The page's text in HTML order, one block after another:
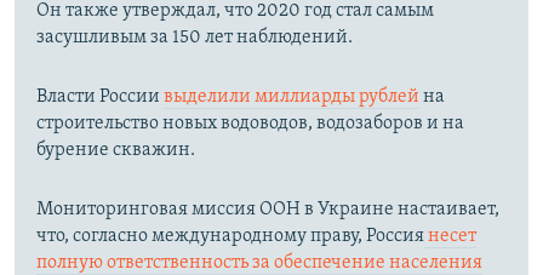
Он также утверждал, что 2020 год стал самым
засушливым за 150 лет наблюдений.​
Власти России выделили миллиарды рублей на
строительство новых водоводов, водозаборов и на
бурение скважин.
Мониторинговая миссия ООН в Украине настаивает,
что, согласно международному праву, Россиянесет
полную ответственность за обеспечение населения